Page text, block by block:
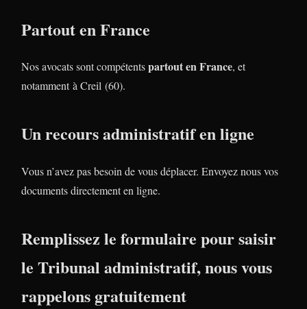
Partout en France
Nos avocats sont compétentspartout en France, et
notamment à Creil (60).
Un recours administratif en ligne
Vous n’avez pas besoin de vous déplacer. Envoyez nous vos
documents directement en ligne.
Remplissez le formulaire pour saisir
le Tribunal administratif, nous vous
rappelons gratuitement